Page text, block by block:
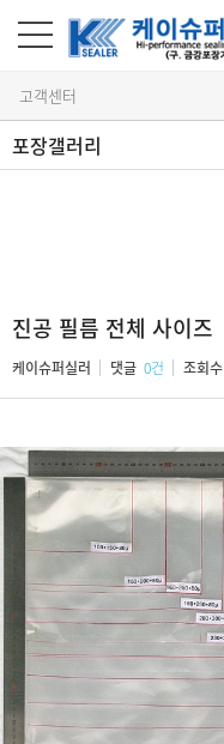
고객센터
포장갤러리
진공 필름 전체 사이즈
케이슈퍼실러 댓글 0건 조회수